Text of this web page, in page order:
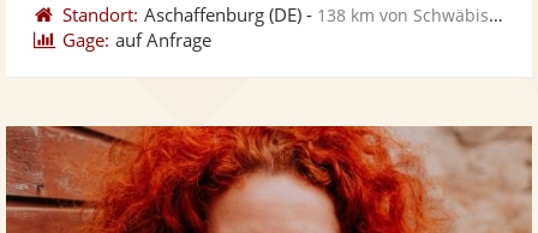
Standort: Aschaffenburg (DE) - 138 km von Schwäbisch Gmünd
Gage: auf Anfrage